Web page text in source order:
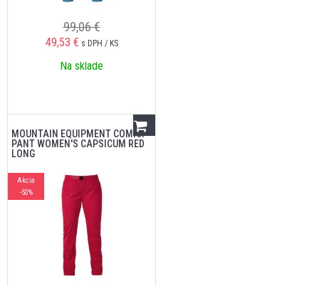
99,06 €
49,53 € s DPH / KS
Na sklade
MOUNTAIN EQUIPMENT COMICI
PANT WOMEN'S CAPSICUM RED
LONG
Akcia
-50%